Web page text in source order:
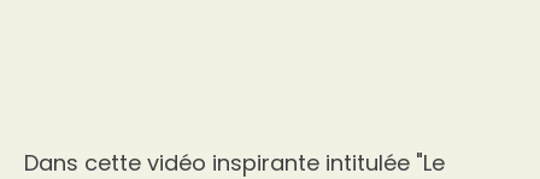
Dans cette vidéo inspirante intitulée "Le